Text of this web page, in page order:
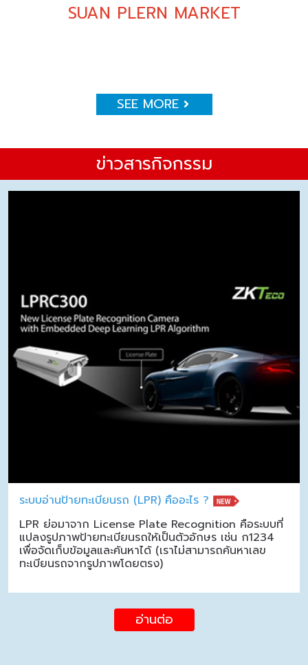
SUAN PLERN MARKET
SEE MORE
ข่าวสารกิจกรรม
ระบบอ่านป้ายทะเบียนรถ (LPR) คืออะไร ?
LPR ย่อมาจาก License Plate Recognition คือระบบที่
แปลงรูปภาพป้ายทะเบียนรถให้เป็นตัวอักษร เช่น ก1234
เพื่อจัดเก็บข้อมูลและค้นหาได้ (เราไม่สามารถค้นหาเลข
ทะเบียนรถจากรูปภาพโดยตรง)
อ่านต่อ